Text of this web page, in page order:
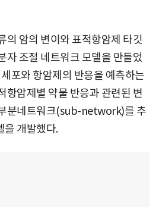
의 암의 변이와 표적항암제 타깃
자 조절 네트워크 모델을 만들었
포와 항암제의 반응을 예측하는
항암제별 약물 반응과 관련된 변
분네트워크(sub-network)를 추
을 개발했다.